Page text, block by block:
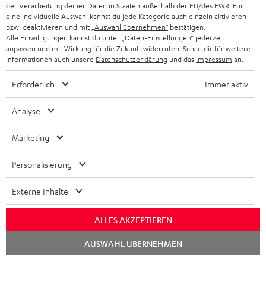
BLUETOOTH-KOPFHÖRER
STEREOANLAGEN
LAUTSPRECHER
ULTIMA-SERIE
IN-EAR-KOPFHÖRER
FANSHOP
NEUHEITEN
NEWSLETTER
STORES
DEINE VORTEILE BEI TEUFEL
UNSER MANAGEMENT
NACHHALTIGKEIT
UNSERE WERTE
BILDUNGSRABATT
BELGIEN
FRANKREICH
POLEN
SPANIEN
ITALIEN
Technische Änderungen, Tippfehler und Irrtum vorbehalten. Das auf unseren
Fotos abgebildete Zubehör ist nicht im Lieferumfang enthalten. Etwaige
Entsorgungsgebühren für Batterien sind im Preis inbegriffen.
Datenschutz Daten-Einstellungen
Vertrag widerrufen
der Verarbeitung deiner Daten in Staaten außerhalb der EU/des EWR. Für
eine individuelle Auswahl kannst du jede Kategorie auch einzeln aktivieren
bzw. deaktivieren und mit „Auswahl übernehmen“ bestätigen.
Alle Einwilligungen kannst du unter „Daten-Einstellungen“ jederzeit
anpassen und mit Wirkung für die Zukunft widerrufen. Schau dir für weitere
Informationen auch unsere Datenschutzerklärung und das Impressum an.
Erforderlich Immer aktiv
Analyse
Marketing
Personalisierung
Externe Inhalte
ALLES AKZEPTIEREN
AUSWAHL ÜBERNEHMEN